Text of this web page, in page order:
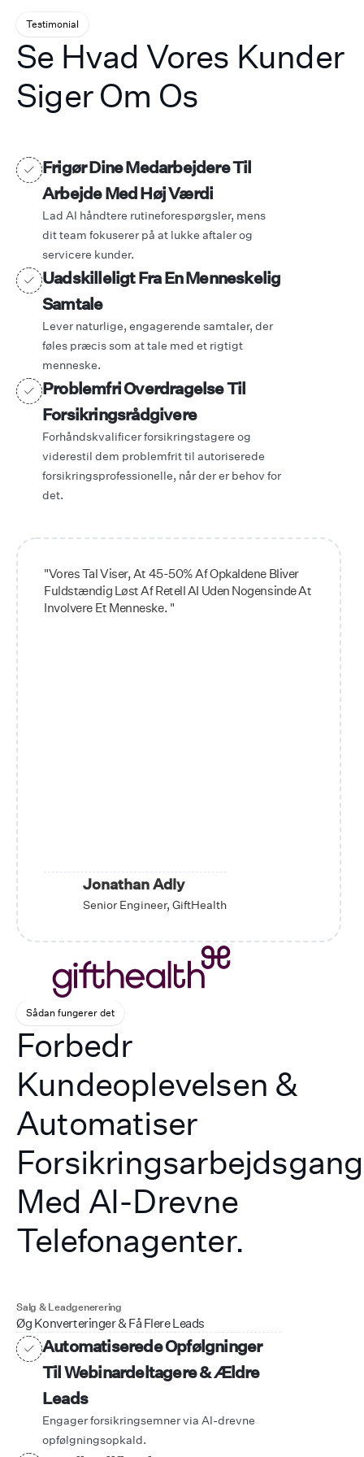
Testimonial
Se Hvad Vores Kunder
Siger Om Os
Frigør Dine Medarbejdere Til
Arbejde Med Høj Værdi
Lad AI håndtere rutineforespørgsler, mens
dit team fokuserer på at lukke aftaler og
servicere kunder.
Uadskilleligt Fra En Menneskelig
Samtale
Lever naturlige, engagerende samtaler, der
føles præcis som at tale med et rigtigt
menneske.
Problemfri Overdragelse Til
Forsikringsrådgivere
Forhåndskvalificer forsikringstagere og
viderestil dem problemfrit til autoriserede
forsikringsprofessionelle, når der er behov for
det.
"Vores Tal Viser, At 45-50% Af Opkaldene Bliver
Fuldstændig Løst Af Retell AI Uden Nogensinde At
Involvere Et Menneske. "
Jonathan Adly
Senior Engineer, GiftHealth
Sådan fungerer det
Forbedr
Kundeoplevelsen &
Automatiser
Med AI-Drevne
Telefonagenter.
Salg & Leadgenerering
Øg Konverteringer & Få Flere Leads
Automatiserede Opfølgninger
Til Webinardeltagere & Ældre
Leads
Engager forsikringsemner via AI-drevne
opfølgningsopkald.